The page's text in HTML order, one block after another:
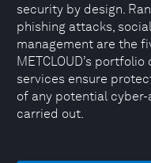
security by design.
phishing attacks,
management are the
METCLOUD’s
services ensure
of any potential
carried out.